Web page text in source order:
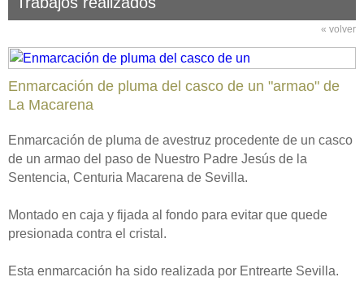
« volver
Enmarcación de pluma del casco de un "armao" de
La Macarena
Enmarcación de pluma de avestruz procedente de un casco
de un armao del paso de Nuestro Padre Jesús de la
Sentencia, Centuria Macarena de Sevilla.
Montado en caja y fijada al fondo para evitar que quede
presionada contra el cristal.
Esta enmarcación ha sido realizada por Entrearte Sevilla.